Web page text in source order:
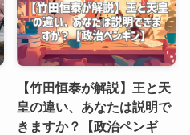
【竹田恒泰が解説】王と天
皇の違い、あなたは説明で
きますか？【政治ペンギ